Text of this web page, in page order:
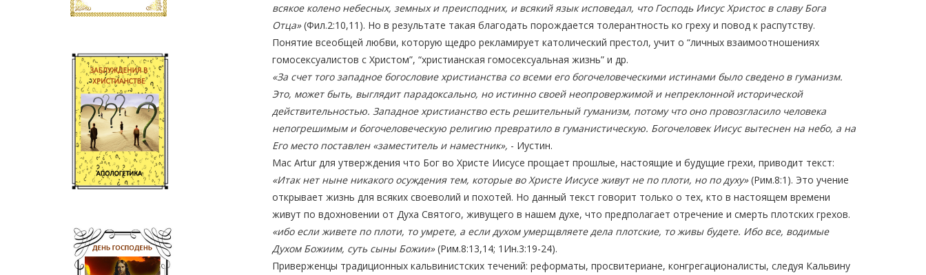
всякое колено небесных, земных и преисподних, и всякий язык исповедал, что Господь Иисус Христос в славу Бога
Отца»(Фил.2:10,11). Но в результате такая благодать порождается толерантность ко греху и повод к распутству.
Понятие всеобщей любви, которую щедро рекламирует католический престол, учит о “личных взаимоотношениях
гомосексуалистов с Христом”, “христианская гомосексуальная жизнь” и др.
«За счет того западное богословие христианства со всеми его богочеловеческими истинами было сведено в гуманизм.
Это, может быть, выглядит парадоксально, но истинно своей неопровержимой и непреклонной исторической
действительностью. Западное христианство есть решительный гуманизм, потому что оно провозгласило человека
непогрешимым и богочеловеческую религию превратило в гуманистическую. Богочеловек Иисус вытеснен на небо, а на
Его место поставлен «заместитель и наместник», - Иустин.
Mac Artur для утверждения что Бог во Христе Иисусе прощает прошлые, настоящие и будущие грехи, приводит текст:
«Итак нет ныне никакого осуждения тем, которые во Христе Иисусе живут не по плоти, но по духу»(Рим.8:1). Это учение
открывает жизнь для всяких своеволий и похотей. Но данный текст говорит только о тех, кто в настоящем времени
живут по вдохновении от Духа Святого, живущего в нашем духе, что предполагает отречение и смерть плотских грехов.
«ибо если живете по плоти, то умрете, а если духом умерщвляете дела плотские, то живы будете. Ибо все, водимые
Духом Божиим, суть сыны Божии»(Рим.8:13,14; 1Ин.3:19-24).
Приверженцы традиционных кальвинистских течений: реформаты, просвитериане, конгрегационалисты, следуя Кальвину